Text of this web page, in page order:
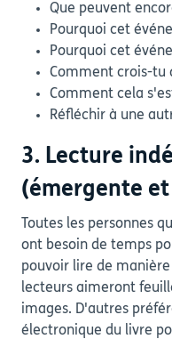
Que peuvent
Pourquoi cet
Pourquoi cet
Comment crois-tu
Comment cela
Réfléchir à une
3. Lecture
(émergente
Toutes les personnes
ont besoin de temps
pouvoir lire de
lecteurs aimeront
images. D'autres
électronique du livre